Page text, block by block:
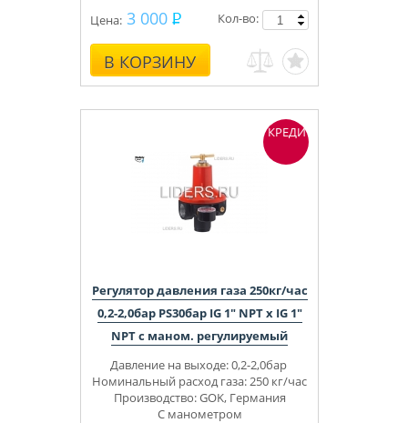
Цена: 3 000
В КОРЗИНУ
Кол-во:
Регулятор давления газа 250кг/час
0,2-2,0бар PS30бар IG 1" NPT x IG 1"
NPT с маном. регулируемый
Давление на выходе: 0,2-2,0бар
Номинальный расход газа: 250 кг/час
Производство: GOK, Германия
Сманометром
КРЕДИТ